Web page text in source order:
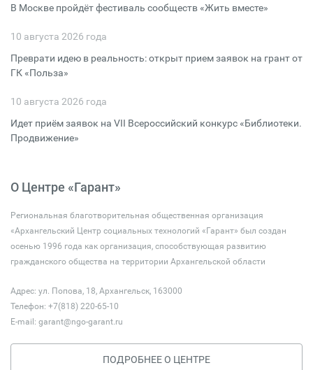
В Москве пройдёт фестиваль сообществ «Жить вместе»
10 августа 2026 года
Преврати идею в реальность: открыт прием заявок на грант от
ГК «Польза»
10 августа 2026 года
Идет приём заявок на VII Всероссийский конкурс «Библиотеки.
Продвижение»
О Центре «Гарант»
Региональная благотворительная общественная организация
«Архангельский Центр социальных технологий «Гарант» был создан
осенью 1996 года как организация, способствующая развитию
гражданского общества на территории Архангельской области
Адрес: ул. Попова, 18, Архангельск, 163000
Телефон: +7(818) 220-65-10
E-mail: garant@ngo-garant.ru
ПОДРОБНЕЕ О ЦЕНТРЕ